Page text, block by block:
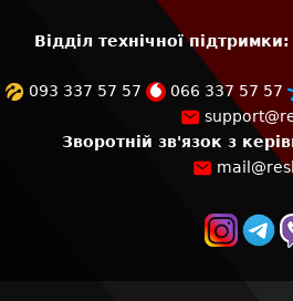
Відділ технічної підтримки:
093 337 57 57 066 337 57 57
Зворотній зв'язок з